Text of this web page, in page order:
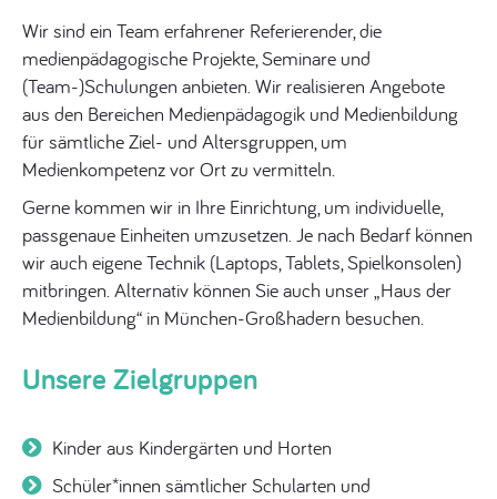
Wir sind ein Team erfahrener Referierender, die
medienpädagogische Projekte, Seminare und
(Team-)Schulungen anbieten. Wir realisieren Angebote
aus den Bereichen Medienpädagogik und Medienbildung
für sämtliche Ziel- und Altersgruppen, um
Medienkompetenz vor Ort zu vermitteln.
Gerne kommen wir in Ihre Einrichtung, um individuelle,
passgenaue Einheiten umzusetzen. Je nach Bedarf können
wir auch eigene Technik (Laptops, Tablets, Spielkonsolen)
mitbringen. Alternativ können Sie auch unser „Haus der
Medienbildung“ in München-Großhadern besuchen.
Unsere Zielgruppen
Kinder aus Kindergärten und Horten
Schüler*innen sämtlicher Schularten und